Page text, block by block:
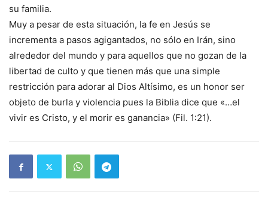
su familia.
Muy a pesar de esta situación, la fe en Jesús se
incrementa a pasos agigantados, no sólo en Irán, sino
alrededor del mundo y para aquellos que no gozan de la
libertad de culto y que tienen más que una simple
restricción para adorar al Dios Altísimo, es un honor ser
objeto de burla y violencia pues la Biblia dice que «…el
vivir es Cristo, y el morir es ganancia» (Fil. 1:21).